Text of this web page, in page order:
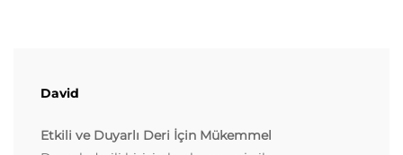
David
Etkili ve Duyarlı Deri İçin Mükemmel